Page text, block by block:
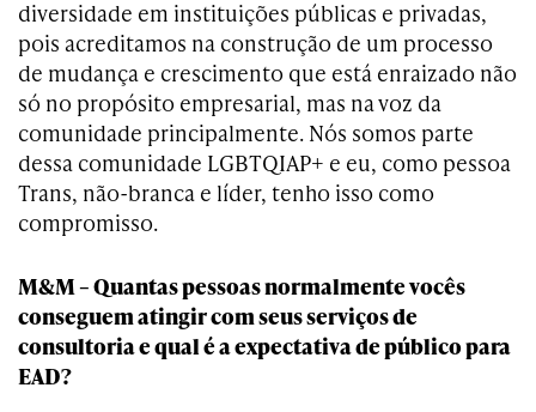
diversidade em instituições públicas e privadas,
pois acreditamos na construção de um processo
de mudança e crescimento que está enraizado não
só no propósito empresarial, mas na voz da
comunidade principalmente. Nós somos parte
dessa comunidade LGBTQIAP+ e eu, como pessoa
Trans, não-branca e líder, tenho isso como
compromisso.
M&M – Quantas pessoas normalmente vocês
conseguem atingir com seus serviços de
consultoria e qual é a expectativa de público para
EAD?